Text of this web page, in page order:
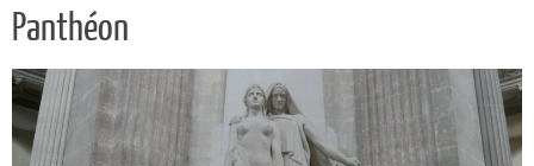
Panthéon